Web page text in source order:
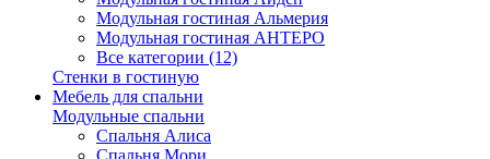
Модульная гостиная Альмерия
Модульная гостиная АНТЕРО
Все категории (12)
Стенки в гостиную
Мебель для спальни
Модульные спальни
Спальня Алиса
Спальня Мори